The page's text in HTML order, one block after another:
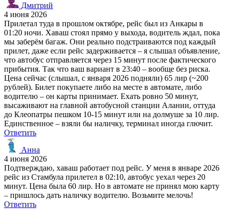
Дмитрий
4 июня 2026
Прилетал туда в прошлом октябре, рейс был из Анкары в
01:20 ночи. Хаваш стоял прямо у выхода, водитель ждал, пока
мы заберём багаж. Они реально подстраиваются под каждый
прилет, даже если рейс задерживается – я слышал объявление,
что автобус отправляется через 15 минут после фактического
прибытия. Так что ваш вариант в 23:40 – вообще без риска.
Цена сейчас (слышал, с января 2026 подняли) 65 лир (~200
рублей). Билет покупаете либо на месте в автомате, либо
водителю – он карты принимает. Ехать ровно 50 минут,
высаживают на главной автобусной станции Алании, оттуда
до Клеопатры пешком 10-15 минут или на долмуше за 10 лир.
Единственное – взяли бы наличку, терминал иногда глючит.
Ответить
Анна
4 июня 2026
Подтверждаю, хаваш работает под рейс. У меня в январе 2026
рейс из Стамбула прилетел в 02:10, автобус уехал через 20
минут. Цена была 60 лир. Но в автомате не принял мою карту
– пришлось дать наличку водителю. Возьмите мелочь!
Ответить